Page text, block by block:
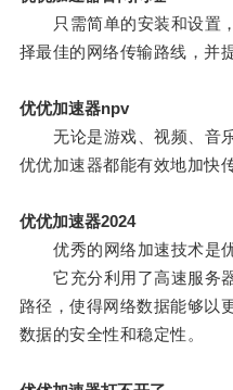
只需简单的安装和设置，
择最佳的网络传输路线，并
优优加速器npv
无论是游戏、视频、音乐
优优加速器都能有效地加快
优优加速器2024
优秀的网络加速技术是优
它充分利用了高速服务器
路径，使得网络数据能够以
数据的安全性和稳定性。